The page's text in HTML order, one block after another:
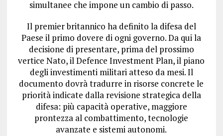
simultanee che impone un cambio di passo.
Il premier britannico ha definito la difesa del
Paese il primo dovere di ogni governo. Da qui la
decisione di presentare, prima del prossimo
vertice Nato, il Defence Investment Plan, il piano
degli investimenti militari atteso da mesi. Il
documento dovrà tradurre in risorse concrete le
priorità indicate dalla revisione strategica della
difesa: più capacità operative, maggiore
prontezza al combattimento, tecnologie
avanzate e sistemi autonomi.